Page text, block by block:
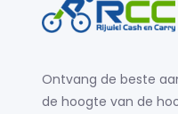
Ontvang de beste
de hoogte van de